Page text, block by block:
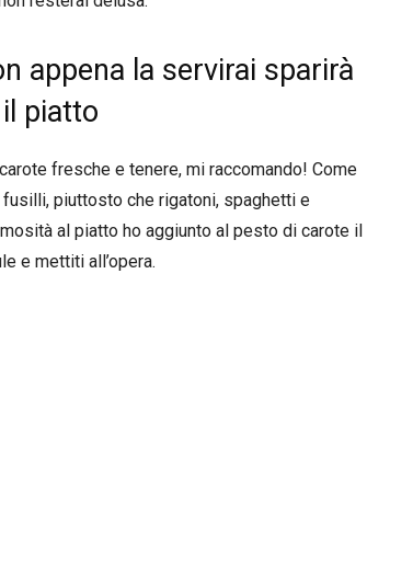
appena la servirai sparirà
piatto
fresche e tenere, mi raccomando! Come
piuttosto che rigatoni, spaghetti e
al piatto ho aggiunto al pesto di carote il
e mettiti all’opera.